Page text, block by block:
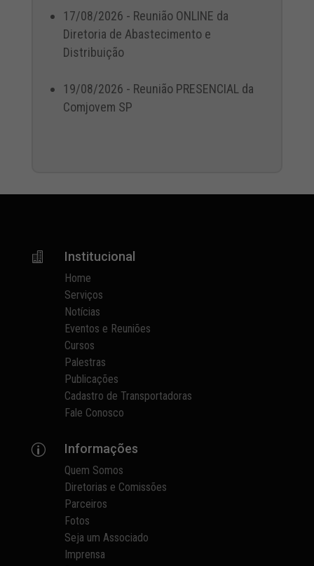
17/08/2026 - Reunião ONLINE da
Diretoria de Abastecimento e
Distribuição
19/08/2026 - Reunião PRESENCIAL da
Comjovem SP
 Institucional
Home
Serviços
Notícias
Eventos e Reuniões
Cursos
Palestras
Publicações
Cadastro de Transportadoras
Fale Conosco
p Informações
Quem Somos
Diretorias e Comissões
Parceiros
Fotos
Seja um Associado
Imprensa